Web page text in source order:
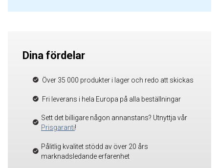
Dina fördelar
Över 35 000 produkter i lager och redo att skickas
Fri leverans i hela Europa på alla beställningar
Sett det billigare någon annanstans? Utnyttja vår
Prisgaranti!
Pålitlig kvalitet stödd av över 20 års
marknadsledande erfarenhet